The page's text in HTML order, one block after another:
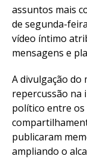
assuntos mais
de segunda-
vídeo íntimo
mensagens e
A divulgação
repercussão na
político entre os
publicaram
ampliando o